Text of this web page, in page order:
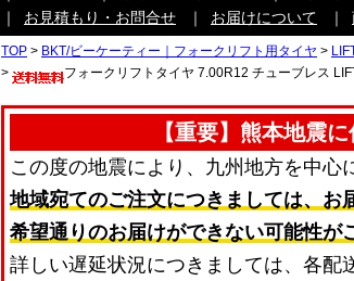
｜
お見積もり・お問合せ ｜ お届けについて ｜
TOP > BKT/ビーケーティー｜フォークリフト用タイヤ >
>
フォークリフトタイヤ 7.00R12 チューブレス
【重要】熊本地震
この度の地震により、九州地方を中心
地域宛てのご注文につきましては、お
希望通りのお届けができない可能性が
詳しい遅延状況につきましては、各配